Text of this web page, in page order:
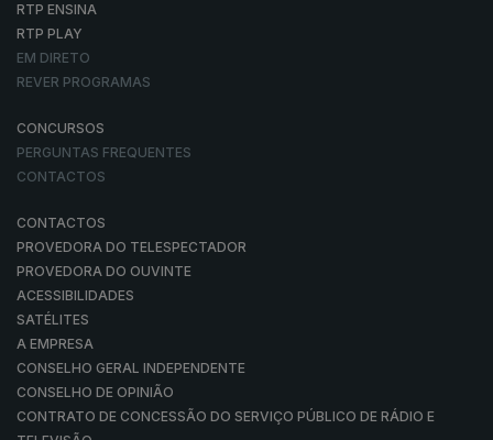
RTP ENSINA
RTP PLAY
EM DIRETO
REVER PROGRAMAS
CONCURSOS
PERGUNTAS FREQUENTES
CONTACTOS
CONTACTOS
PROVEDORA DO TELESPECTADOR
PROVEDORA DO OUVINTE
ACESSIBILIDADES
SATÉLITES
A EMPRESA
CONSELHO GERAL INDEPENDENTE
CONSELHO DE OPINIÃO
CONTRATO DE CONCESSÃO DO SERVIÇO PÚBLICO DE RÁDIO E